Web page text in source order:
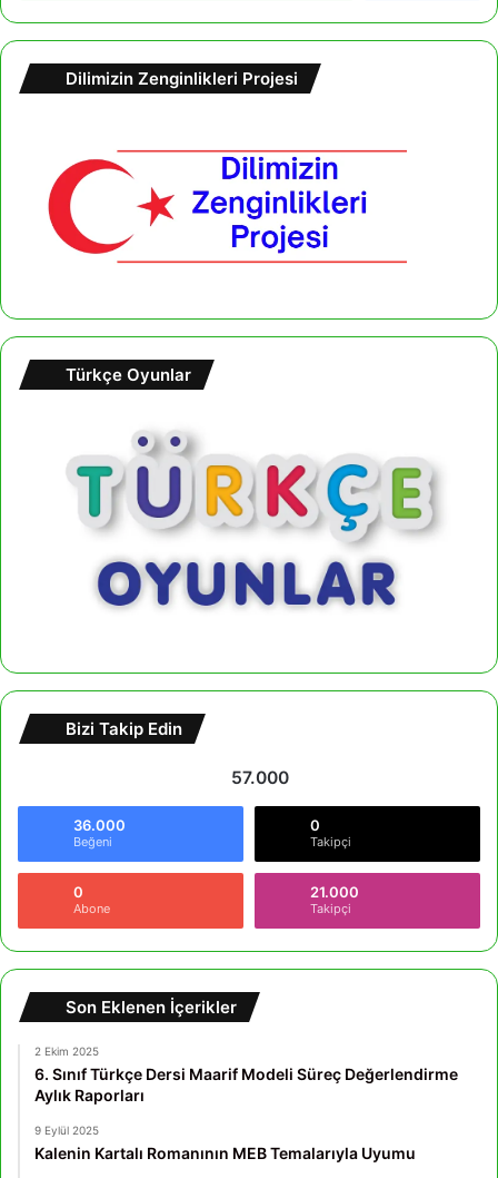
m
Dilimizin Zenginlikleri Projesi
Türkçe Oyunlar
Bizi Takip Edin
57.000
36.000
Beğeni
0
Takipçi
0
Abone
21.000
Takipçi
Son Eklenen İçerikler
2 Ekim 2025
6. Sınıf Türkçe Dersi Maarif Modeli Süreç Değerlendirme
Aylık Raporları
9 Eylül 2025
Kalenin Kartalı Romanının MEB Temalarıyla Uyumu